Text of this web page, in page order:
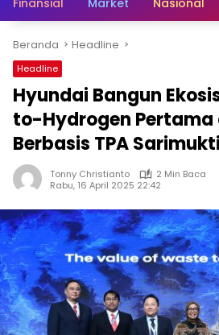
Beranda Headline
Headline
Hyundai Bangun
to-Hydrogen Pertama
Berbasis TPA Sarimukti
Tonny Christianto
2 Min Baca
Rabu, 16 April 2025 22:42